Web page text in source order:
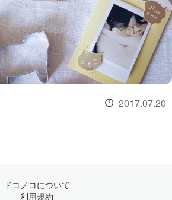
2017.07.20
ドコノコについて
利用規約